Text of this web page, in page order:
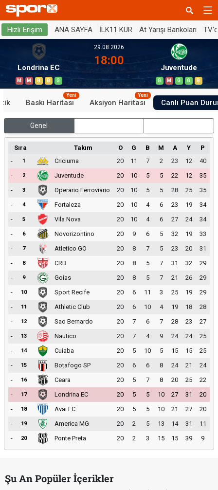
Hızlı Erişim ANA SAYFA İLK11 KUR At Yarışı Bankoları
Londrina EC
M M B B G
29.08.2026
18:00
Juventude
G M G G B
Baskı Haritası
Yeni
Aksiyon Haritası
Yeni
Canlı Puan
Genel
Sıra Takım O G B M A Y
P
-
1 Criciuma 20 11 7 2 23 12
40
-
2 Juventude 20 10 5 5 22 12
35
-
3 Operario Ferroviario 20 10 5 5 28 25
35
-
4 Fortaleza 20 10 4 6 23 19
34
-
5 Vila Nova 20 10 4 6 27 24
34
-
6 Novorizontino 20 9 6 5 32 19
33
-
7 Atletico GO 20 8 7 5 23 20
31
-
8 CRB 20 8 5 7 31 32
29
-
9 Goias 20 8 5 7 21 26
29
-
10 Sport Recife 20 6 11 3 25 19
29
-
11 Athletic Club 20 6 10 4 19 18
28
-
12 Sao Bernardo 20 7 6 7 28 23
27
-
13 Nautico 20 7 4 9 24 24
25
-
14 Cuiaba 20 5 10 5 15 15
25
-
15 Botafogo SP 20 6 6 8 24 21
24
-
16 Ceara 20 5 7 8 20 25
22
-
17 Londrina EC 20 5 5 10 27 31
20
-
18 Avai FC 20 5 5 10 21 27
20
-
19 America MG 20 2 5 13 14 31
11
-
20 Ponte Preta 20 2 3 15 15 39 9
Şu An Popüler İçerikler